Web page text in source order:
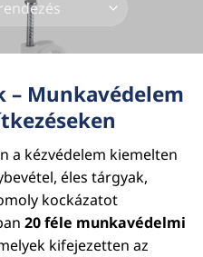
– Munkavédelem
a kézvédelem kiemelten
éles tárgyak,
kockázatot
20 féle munkavédelmi
kifejezetten az